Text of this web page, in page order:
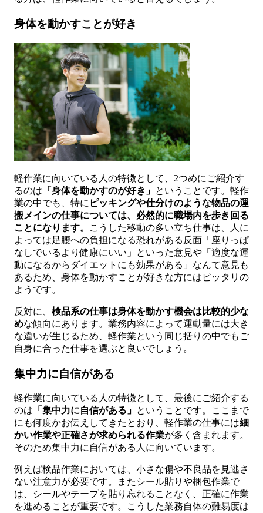
身体を動かすことが好き
軽作業に向いている人の特徴として、2つめにご紹介す
るのは 「身体を動かすのが好き」 ということです。軽作
業の中でも、特に ピッキングや仕分けのような物品の運
搬メインの仕事については、必然的に職場内を歩き回る
ことになります。
こうした移動の多い立ち仕事は、人に
よっては足腰への負担になる恐れがある反面「座りっぱ
なしでいるより健康にいい」といった意見や「適度な運
動になるからダイエットにも効果がある」なんて意見も
あるため、身体を動かすことが好きな方にはピッタリの
ようです。
反対に、 検品系の仕事は身体を動かす機会は比較的少な
めな傾向にあります。業務内容によって運動量には大き
な違いが生じるため、軽作業という同じ括りの中でもご
自身に合った仕事を選ぶと良いでしょう。
集中力に自信がある
軽作業に向いている人の特徴として、最後にご紹介する
のは 「集中力に自信がある」 ということです。ここまで
にも何度かお伝えしてきたとおり、軽作業の仕事には細
かい作業や正確さが求められる作業が多く含まれます。
そのため集中力に自信がある人に向いています。
例えば検品作業においては、小さな傷や不良品を見逃さ
ない注意力が必要です。またシール貼りや梱包作業で
は、シールやテープを貼り忘れることなく、正確に作業
を進めることが重要です。こうした業務自体の難易度は